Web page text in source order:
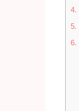
4.
5.
6.